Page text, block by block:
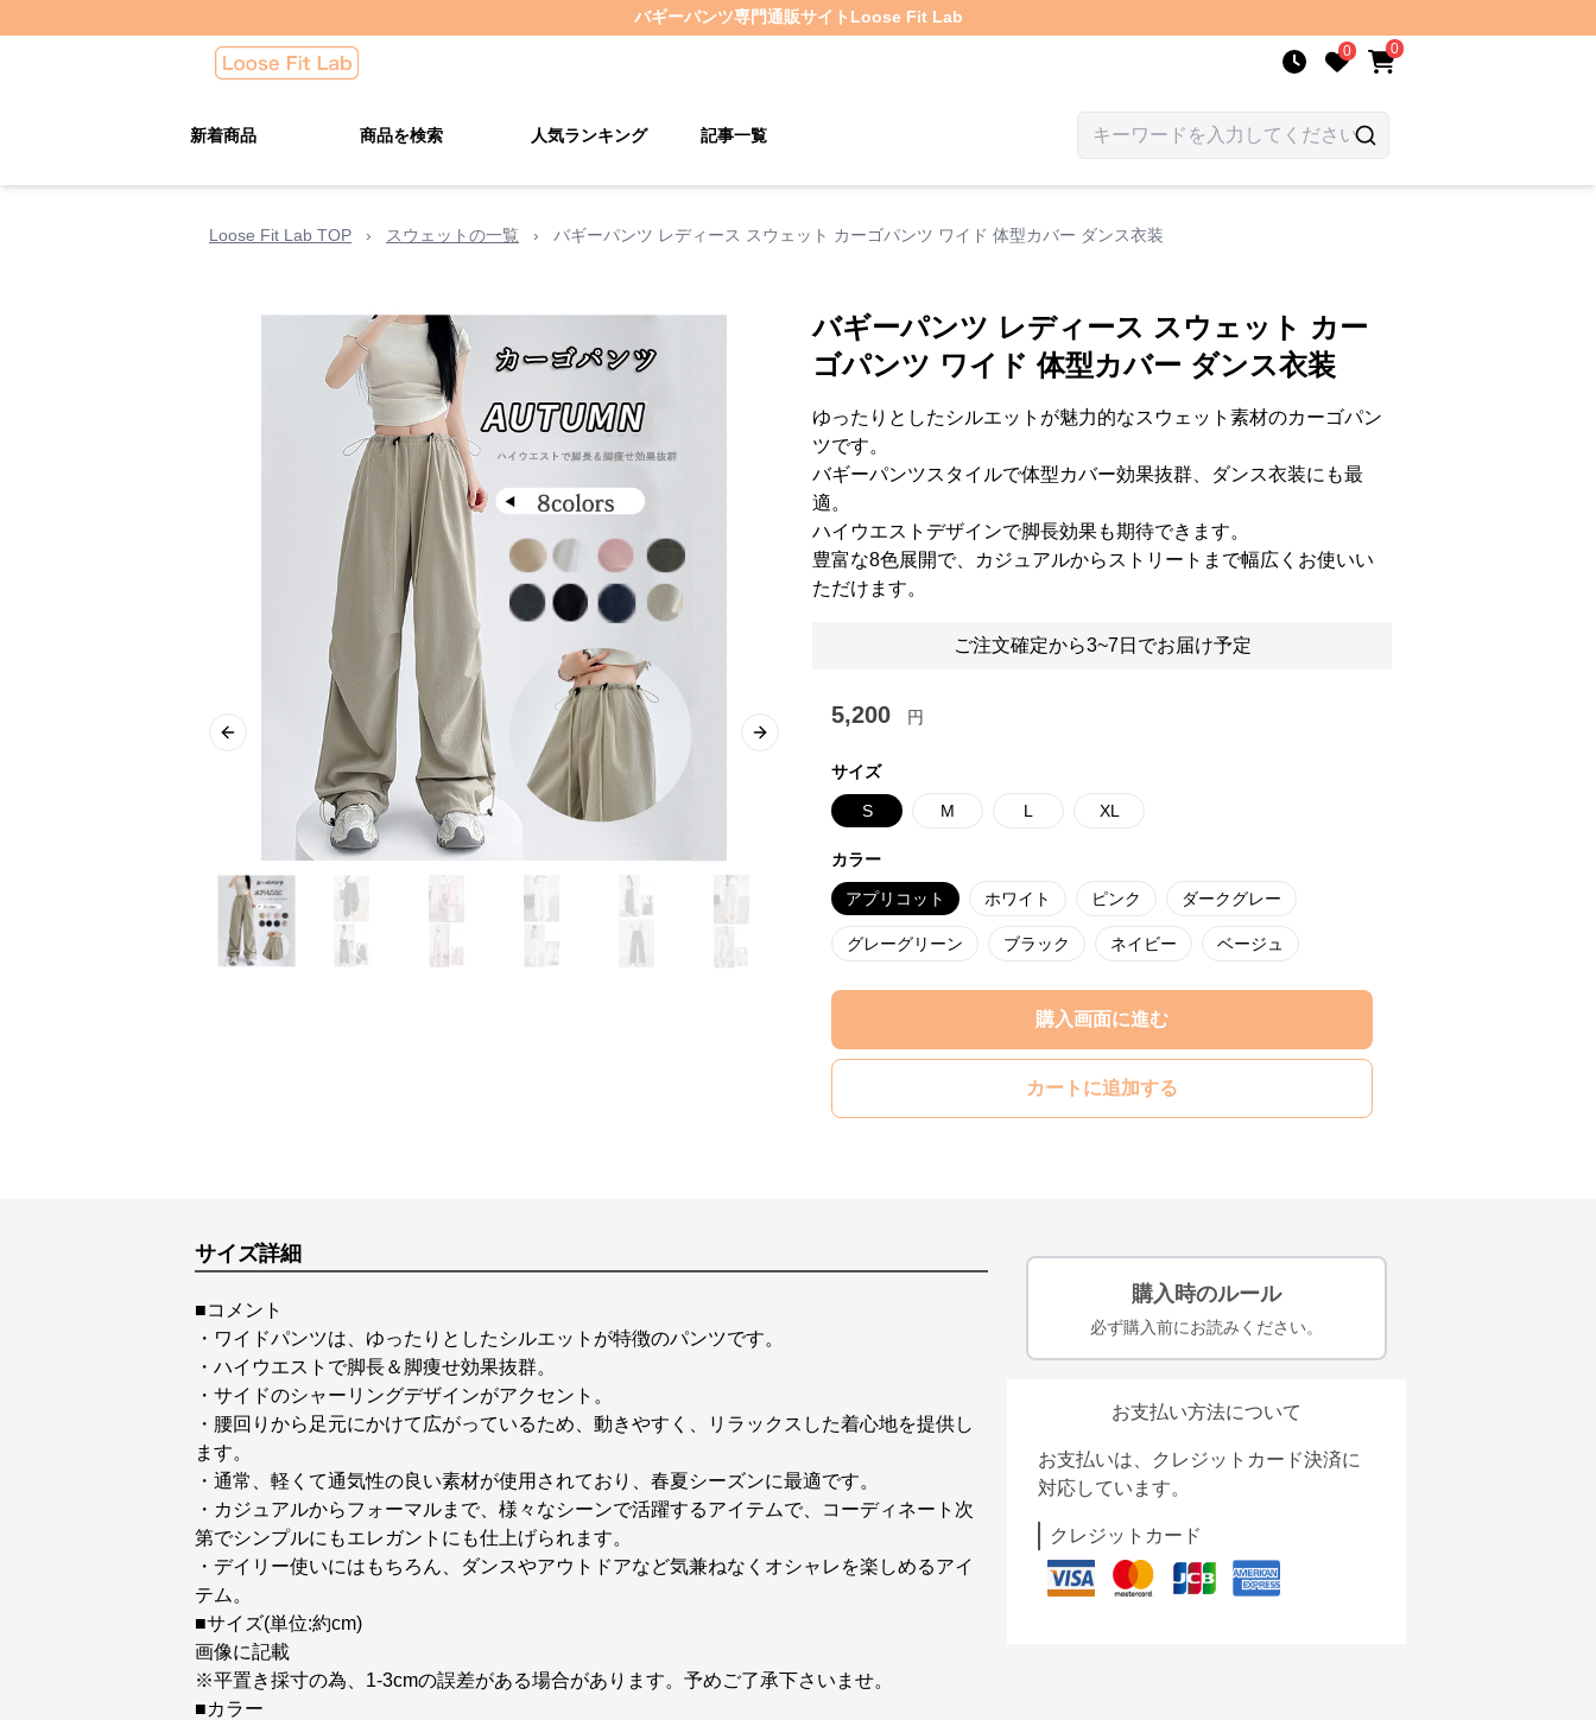
バギーパンツ専門通販サイト Loose Fit Lab
0 0
新着商品 商品を検索 人気ランキング 記事一覧
Loose Fit Lab TOP › スウェットの一覧 › バギーパンツ レディース スウェット カーゴパンツ ワイド 体型カバー ダンス衣装
Previous slide Next slide
バギーパンツ レディース スウェット カー
ゴパンツ ワイド 体型カバー ダンス衣装
ゆったりとしたシルエットが魅力的なスウェット素材のカーゴパン
ツです。
バギーパンツスタイルで体型カバー効果抜群、ダンス衣装にも最
適。
ハイウエストデザインで脚長効果も期待できます。
豊富な8色展開で、カジュアルからストリートまで幅広くお使いい
ただけます。
ご注文確定から3~7日でお届け予定
5,200 円
サイズ
S M L XL
カラー
アプリコット ホワイト ピンク ダークグレー
グレーグリーン ブラック ネイビー ベージュ
購入画面に進む
カートに追加する
サイズ詳細
■コメント
・ワイドパンツは、ゆったりとしたシルエットが特徴のパンツです。
・ハイウエストで脚長＆脚痩せ効果抜群。
・サイドのシャーリングデザインがアクセント。
・腰回りから足元にかけて広がっているため、動きやすく、リラックスした着心地を提供し
ます。
・通常、軽くて通気性の良い素材が使用されており、春夏シーズンに最適です。
・カジュアルからフォーマルまで、様々なシーンで活躍するアイテムで、コーディネート次
第でシンプルにもエレガントにも仕上げられます。
・デイリー使いにはもちろん、ダンスやアウトドアなど気兼ねなくオシャレを楽しめるアイ
テム。
■サイズ(単位:約cm)
画像に記載
※平置き採寸の為、1-3cmの誤差がある場合があります。予めご了承下さいませ。
■カラー
購入時のルール
必ず購入前にお読みください。
お支払い方法について
お支払いは、クレジットカード決済に
対応しています。
クレジットカード